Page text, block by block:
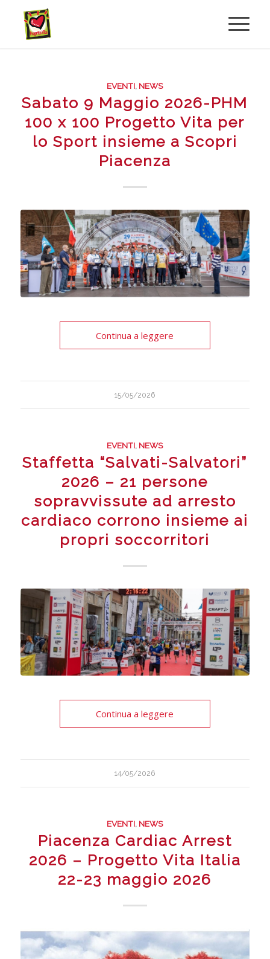
EVENTI, NEWS
Sabato 9 Maggio 2026-PHM
100 x 100 Progetto Vita per
lo Sport insieme a Scopri
Piacenza
Continua a leggere
15/05/2026
EVENTI, NEWS
Staffetta “Salvati-Salvatori”
2026 – 21 persone
sopravvissute ad arresto
cardiaco corrono insieme ai
propri soccorritori
Continua a leggere
14/05/2026
EVENTI, NEWS
Piacenza Cardiac Arrest
2026 – Progetto Vita Italia
22-23 maggio 2026